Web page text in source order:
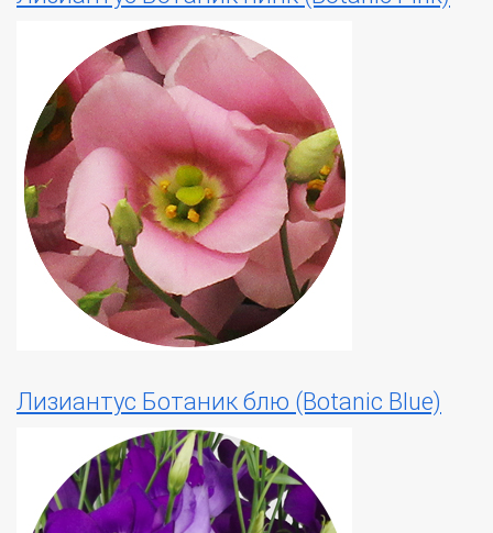
Лизиантус Ботаник блю (Botanic Blue)